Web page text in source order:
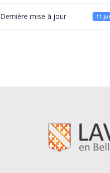
Dernière mise à jour 11